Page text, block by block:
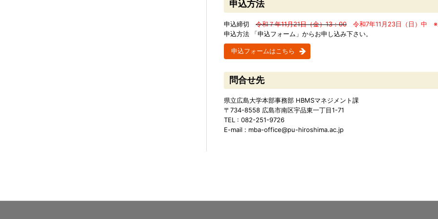
申込方法
申込締切 令和７年11月21日（金）13：00 令和7年11月23日（日）中 ※
申込方法 「申込フォーム」からお申し込み下さい。
申込フォームはこちら
問合せ先
県立広島大学本部事務部 HBMSマネジメント課
〒734-8558 広島市南区宇品東一丁目1-71
TEL : 082-251-9726
E-mail : mba-office@pu-hiroshima.ac.jp